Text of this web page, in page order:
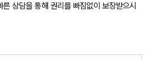
상담을 통해 권리를 빠짐없이 보장받으시